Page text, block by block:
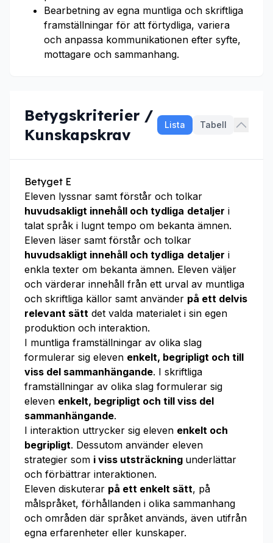
Bearbetning av egna muntliga och skriftliga
framställningar för att förtydliga, variera
och anpassa kommunikationen efter syfte,
mottagare och sammanhang.
Betygskriterier /
Kunskapskrav
Lista Tabell
Betyget E
Eleven lyssnar samt förstår och tolkar
huvudsakligt innehåll och tydliga detaljer i
talat språk i lugnt tempo om bekanta ämnen.
Eleven läser samt förstår och tolkar
huvudsakligt innehåll och tydliga detaljer i
enkla texter om bekanta ämnen. Eleven väljer
och värderar innehåll från ett urval av muntliga
och skriftliga källor samt använder på ett delvis
relevant sätt det valda materialet i sin egen
produktion och interaktion.
I muntliga framställningar av olika slag
formulerar sig eleven enkelt, begripligt och till
viss del sammanhängande. I skriftliga
framställningar av olika slag formulerar sig
eleven enkelt, begripligt och till viss del
sammanhängande.
I interaktion uttrycker sig eleven enkelt och
begripligt. Dessutom använder eleven
strategier som i viss utsträckning underlättar
och förbättrar interaktionen.
Eleven diskuterar på ett enkelt sätt, på
målspråket, förhållanden i olika sammanhang
och områden där språket används, även utifrån
egna erfarenheter eller kunskaper.